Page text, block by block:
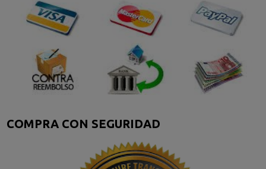
COMPRA CON SEGURIDAD